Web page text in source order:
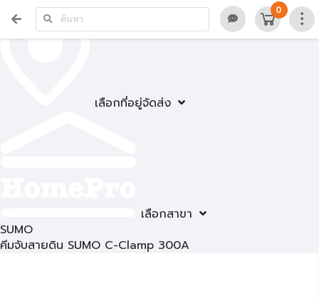
เลือกที่อยู่จัดส่ง
เลือกสาขา
0
SUMO
คีมจับสายดิน SUMO C-Clamp 300A